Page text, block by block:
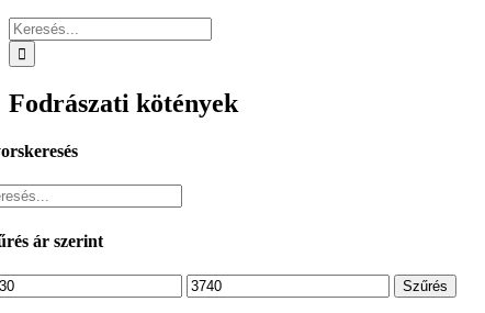
Keresés...
Fodrászati kötények
ár szerint
Max
ár
Szűrés